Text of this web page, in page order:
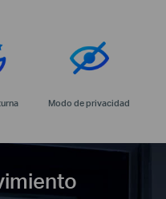
Modo de privacidad